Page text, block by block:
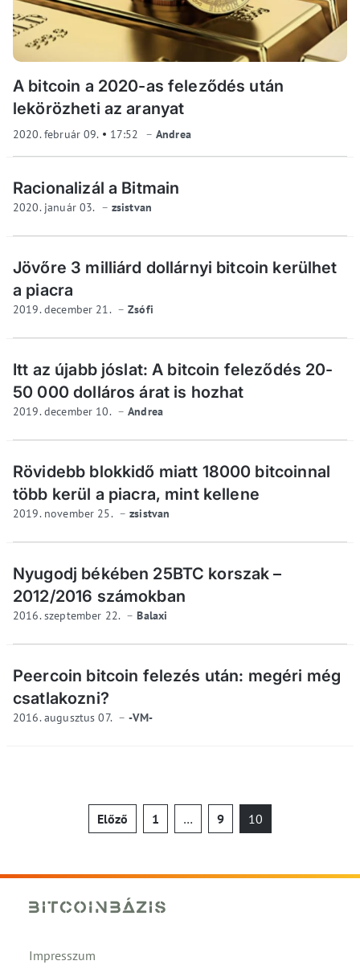
A bitcoin a 2020-as feleződés után
lekörözheti az aranyat
2020. február 09. 17:52 Andrea
Racionalizál a Bitmain
2020. január 03. zsistvan
Jövőre 3 milliárd dollárnyi bitcoin kerülhet
a piacra
2019. december 21. Zsófi
Itt az újabb jóslat: A bitcoin feleződés 20-
50 000 dolláros árat is hozhat
2019. december 10. Andrea
Rövidebb blokkidő miatt 18000 bitcoinnal
több kerül a piacra, mint kellene
2019. november 25. zsistvan
Nyugodj békében 25BTC korszak –
2012/2016 számokban
2016. szeptember 22. Balaxi
Peercoin bitcoin felezés után: megéri még
csatlakozni?
2016. augusztus 07. -VM-
Bejegyzések
lapozása
Előző 1 … 9 10
Impresszum